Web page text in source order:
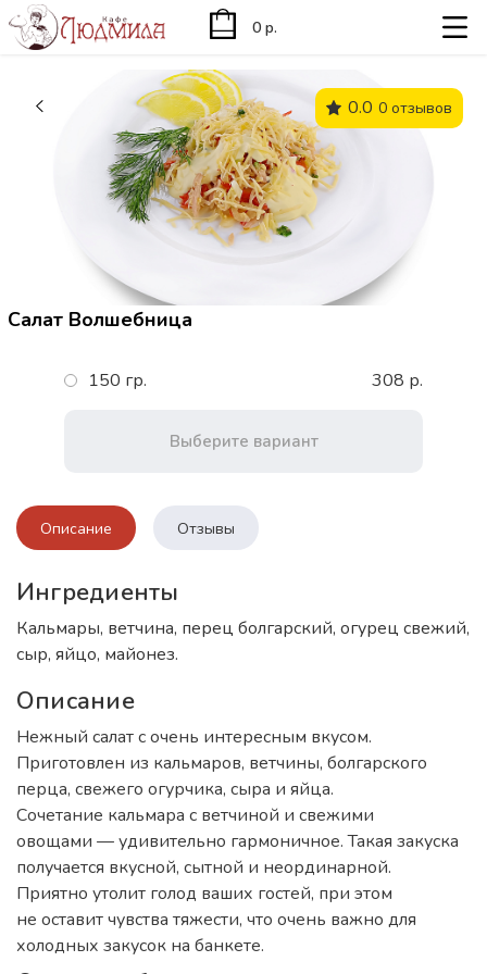
0.0 0 отзывов
Салат Волшебница
150 гр. 308 р.
Выберите вариант
Описание Отзывы
Ингредиенты
Кальмары, ветчина, перец болгарский, огурец свежий,
сыр, яйцо, майонез.
Описание
Нежный салат с очень интересным вкусом.
Приготовлен из кальмаров, ветчины, болгарского
перца, свежего огурчика, сыра и яйца.
Сочетание кальмара с ветчиной и свежими
овощами — удивительно гармоничное. Такая закуска
получается вкусной, сытной и неординарной.
Приятно утолит голод ваших гостей, при этом
не оставит чувства тяжести, что очень важно для
холодных закусок на банкете.
0 р.